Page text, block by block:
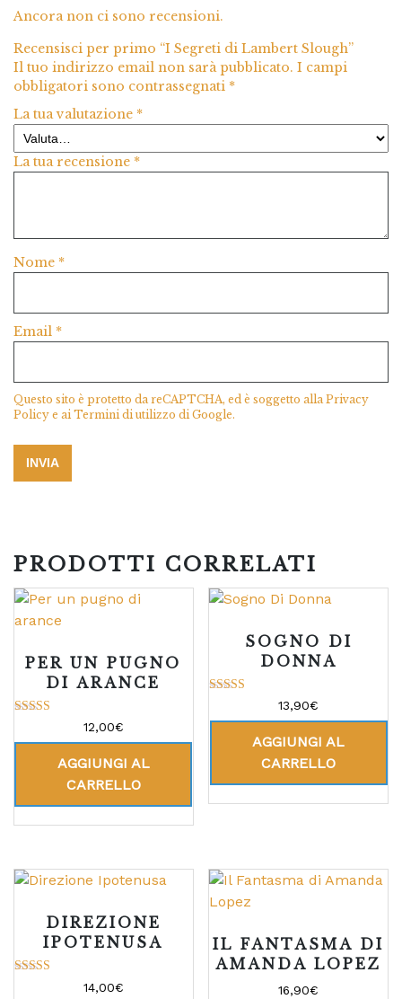
Ancora non ci sono recensioni.
Recensisci per primo “I Segreti di Lambert Slough”
Il tuo indirizzo email non sarà pubblicato. I campi
obbligatori sono contrassegnati *
La tua valutazione *
La tua recensione *
Nome *
Email *
Questo sito è protetto da reCAPTCHA, ed è soggetto alla Privacy
Policy e ai Termini di utilizzo di Google.
PRODOTTI CORRELATI
PER UN PUGNO
DI ARANCE
su 5
12,00€
AGGIUNGI AL
CARRELLO
SOGNO DI
DONNA
su 5
13,90€
AGGIUNGI AL
CARRELLO
DIREZIONE
IPOTENUSA
14,00€
IL FANTASMA DI
AMANDA LOPEZ
16,90€